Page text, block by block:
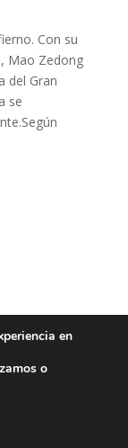
Con su
Mao Zedong
del Gran
se
en
o